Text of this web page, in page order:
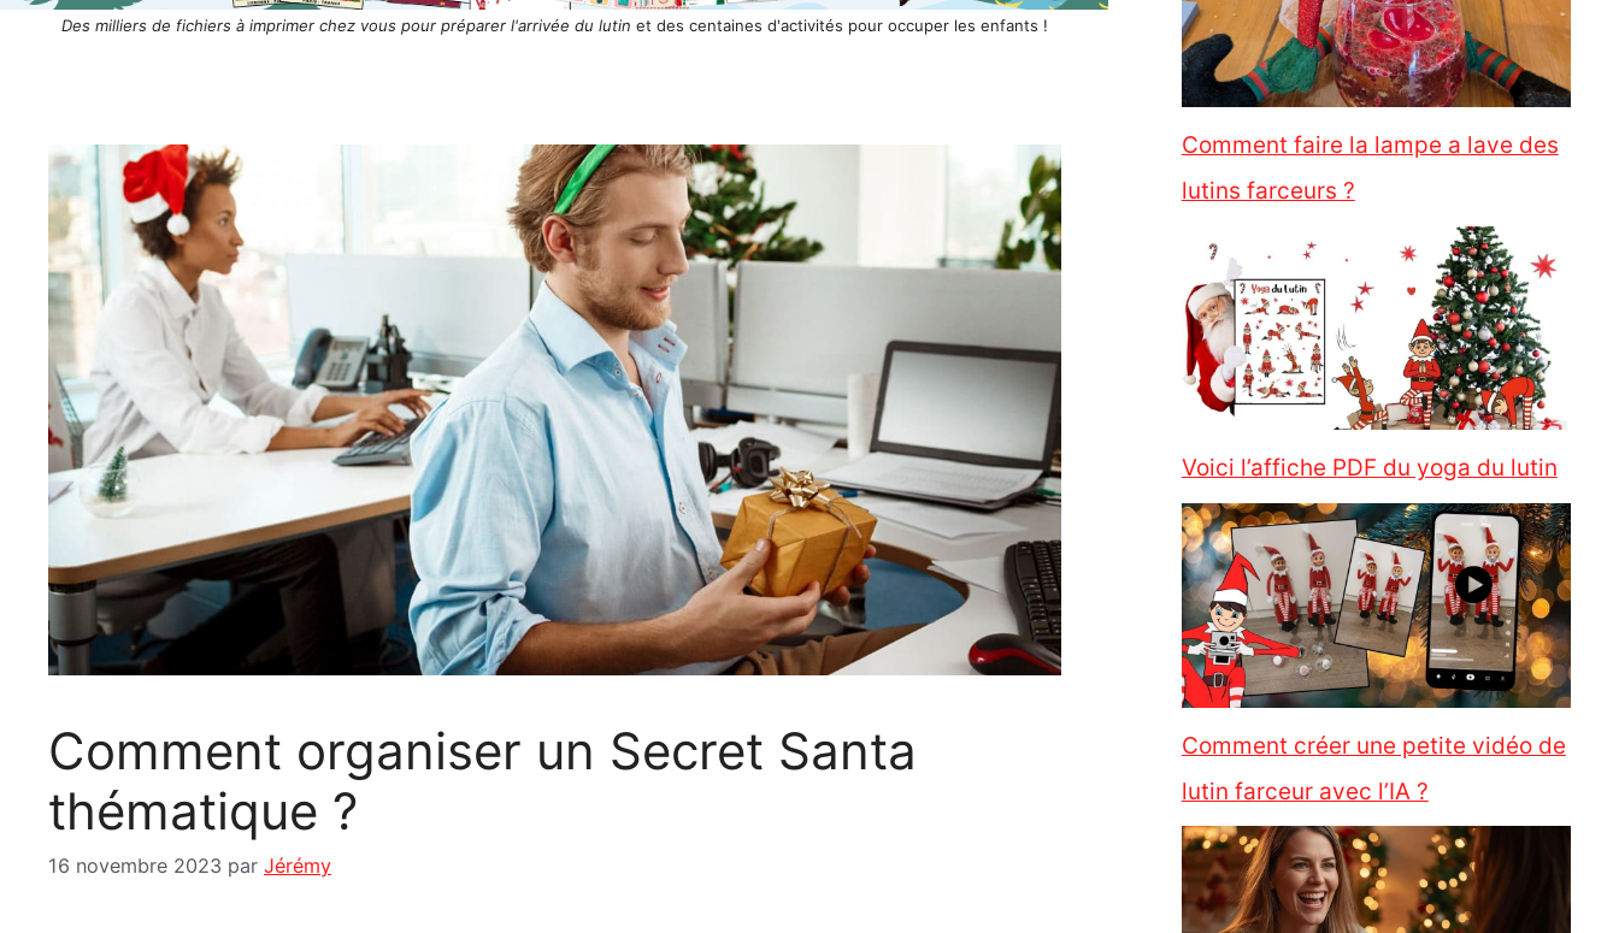
Des milliers de fichiers à imprimer chez vous pour préparer l'arrivée du lutin et des centaines d'activités pour occuper les enfants !
Comment organiser un Secret Santa
thématique ?
16 novembre 2023 par Jérémy
Comment faire la lampe a lave des
lutins farceurs ?
Voici l’affiche PDF du yoga du lutin
Comment créer une petite vidéo de
lutin farceur avec l’IA ?